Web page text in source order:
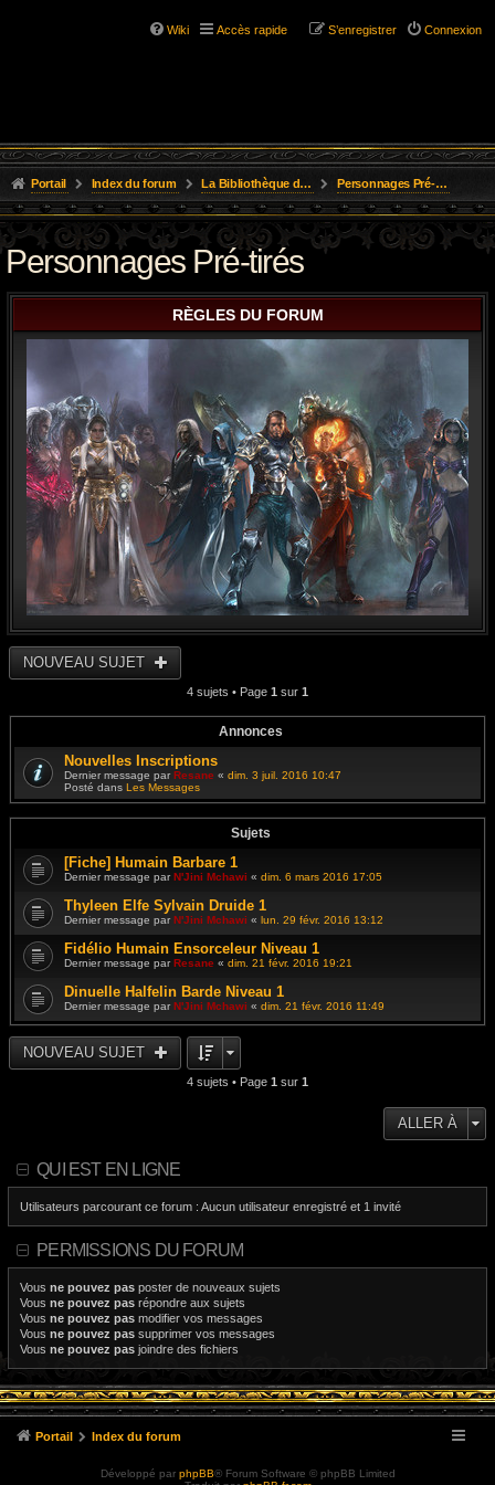
Wiki Accès rapide Connexion
S’enregistrer
Portail Index du forum La Bibliothèque de l'Aube Personnages Pré-tirés
Personnages Pré-tirés
RÈGLES DU FORUM
NOUVEAU SUJET
4 sujets • Page 1 sur 1
Annonces
Nouvelles Inscriptions
Dernier message parResane « dim. 3 juil. 2016 10:47
Posté dans Les Messages
Sujets
[Fiche] Humain Barbare 1
Dernier message parN'Jini Mchawi « dim. 6 mars 2016 17:05
Thyleen Elfe Sylvain Druide 1
Dernier message parN'Jini Mchawi « lun. 29 févr. 2016 13:12
Fidélio Humain Ensorceleur Niveau 1
Dernier message parResane « dim. 21 févr. 2016 19:21
Dinuelle Halfelin Barde Niveau 1
Dernier message parN'Jini Mchawi « dim. 21 févr. 2016 11:49
NOUVEAU SUJET
4 sujets • Page 1 sur 1
ALLER À
QUI EST EN LIGNE
Utilisateurs parcourant ce forum : Aucun utilisateur enregistré et 1 invité
PERMISSIONS DU FORUM
Vous ne pouvez pas poster de nouveaux sujets
Vous ne pouvez pas répondre aux sujets
Vous ne pouvez pas modifier vos messages
Vous ne pouvez pas supprimer vos messages
Vous ne pouvez pas joindre des fichiers
Portail Index du forum
Développé par phpBB® Forum Software © phpBB Limited